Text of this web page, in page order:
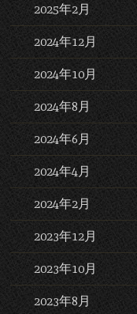
2025年2月
2024年12月
2024年10月
2024年8月
2024年6月
2024年4月
2024年2月
2023年12月
2023年10月
2023年8月